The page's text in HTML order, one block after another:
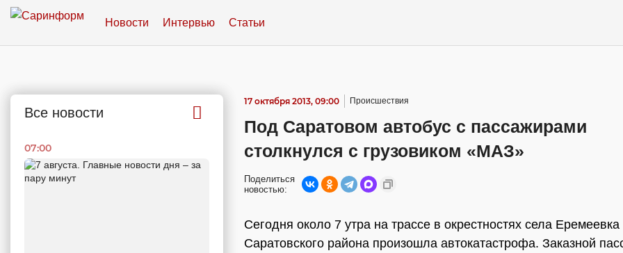
Новости Интервью Статьи
Все новости
07:00
17 октября 2013, 09:00 Происшествия
Под Саратовом автобус с пассажирами
столкнулся с грузовиком «МАЗ»
Поделиться
новостью:
Сегодня около 7 утра на трассе в окрестностях села Еремеевка
Саратовского района произошла автокатастрофа. Заказной